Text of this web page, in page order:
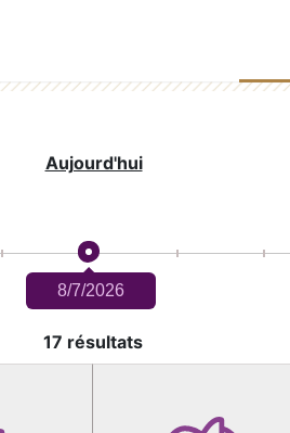
Aujourd'hui
8/7/2026
17 résultats